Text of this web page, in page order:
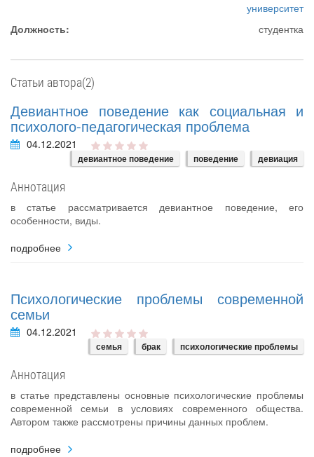
университет
Должность:
студентка
Статьи автора(2)
Девиантное поведение как социальная и
психолого-педагогическая проблема
04.12.2021
девиантное поведение поведение девиация
Аннотация
в статье рассматривается девиантное поведение, его
особенности, виды.
подробнее
Психологические проблемы современной
семьи
04.12.2021
семья брак психологические проблемы
Аннотация
в статье представлены основные психологические проблемы
современной семьи в условиях современного общества.
Автором также рассмотрены причины данных проблем.
подробнее